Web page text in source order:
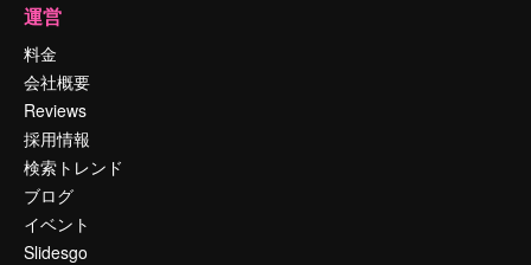
運営
料金
会社概要
Reviews
採用情報
検索トレンド
ブログ
イベント
Slidesgo